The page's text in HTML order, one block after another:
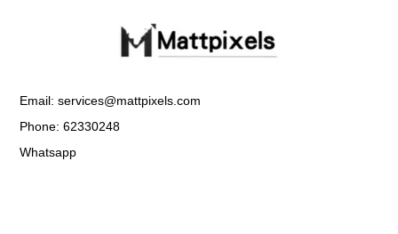
Email: services@mattpixels.com
Phone: 62330248
Whatsapp